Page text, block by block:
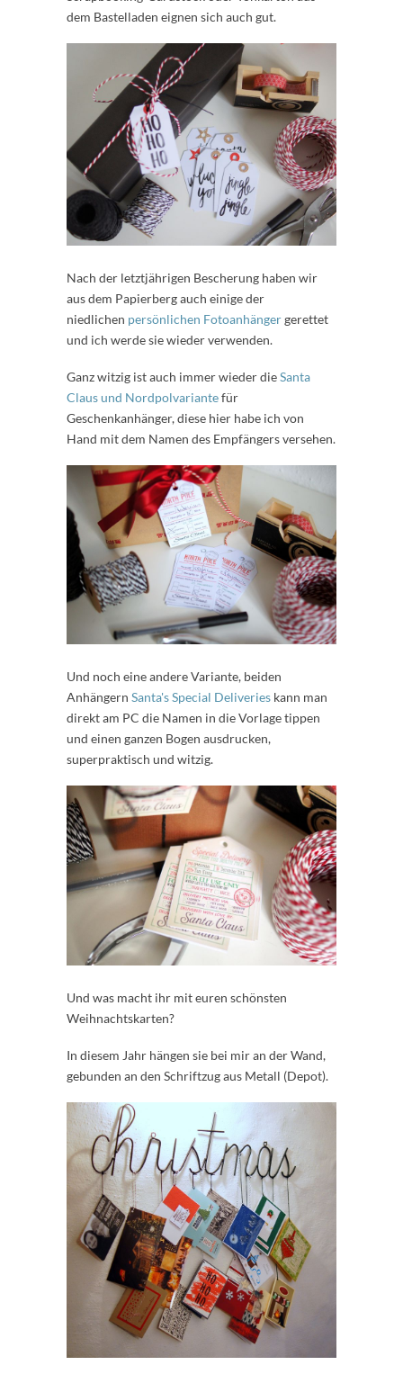
dem Bastelladen eignen sich auch gut.
Nach der letztjährigen Bescherung haben wir
aus dem Papierberg auch einige der
niedlichen persönlichen Fotoanhängergerettet
und ich werde sie wieder verwenden.
Ganz witzig ist auch immer wieder dieSanta
Claus und Nordpolvariantefür
Geschenkanhänger, diese hier habe ich von
Hand mit dem Namen des Empfängers versehen.
Und noch eine andere Variante, beiden
Anhängern Santa's Special Deliveries kann man
direkt am PC die Namen in die Vorlage tippen
und einen ganzen Bogen ausdrucken,
superpraktisch und witzig.
Und was macht ihr mit euren schönsten
Weihnachtskarten?
In diesem Jahr hängen sie bei mir an der Wand,
gebunden an den Schriftzug aus Metall (Depot).